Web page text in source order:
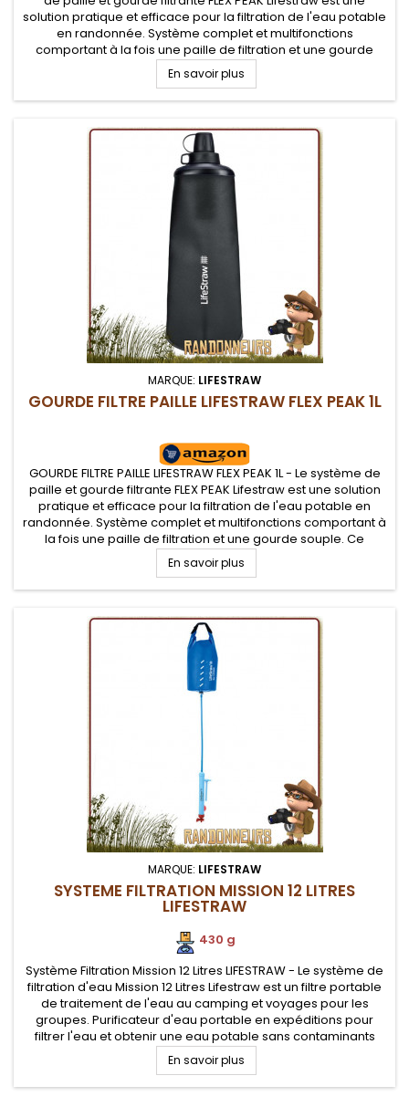
solution pratique et efficace pour la filtration de l'eau potable
en randonnée. Système complet et multifonctions
comportant à la fois une paille de filtration et une gourde
souple. Ce système assure l'élimination des contaminants...
En savoir plus
MARQUE: LIFESTRAW
GOURDE FILTRE PAILLE LIFESTRAW FLEX PEAK 1L
GOURDE FILTRE PAILLE LIFESTRAW FLEX PEAK 1L - Le système de
paille et gourde filtrante FLEX PEAK Lifestraw est une solution
pratique et efficace pour la filtration de l'eau potable en
randonnée. Système complet et multifonctions comportant à
la fois une paille de filtration et une gourde souple. Ce
système assure l'élimination des contaminants bactériens...
En savoir plus
MARQUE: LIFESTRAW
SYSTEME FILTRATION MISSION 12 LITRES
LIFESTRAW
430 g
Système Filtration Mission 12 Litres LIFESTRAW - Le système de
filtration d'eau Mission 12 Litres Lifestraw est un filtre portable
de traitement de l'eau au camping et voyages pour les
groupes. Purificateur d'eau portable en expéditions pour
filtrer l'eau et obtenir une eau potable sans contaminants
bactériens, ni sédiments, par simple filtration gravité,...
En savoir plus